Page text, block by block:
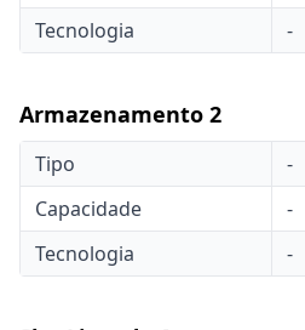
Tecnologia
-
Armazenamento 2
Tipo
-
Capacidade
-
Tecnologia
-